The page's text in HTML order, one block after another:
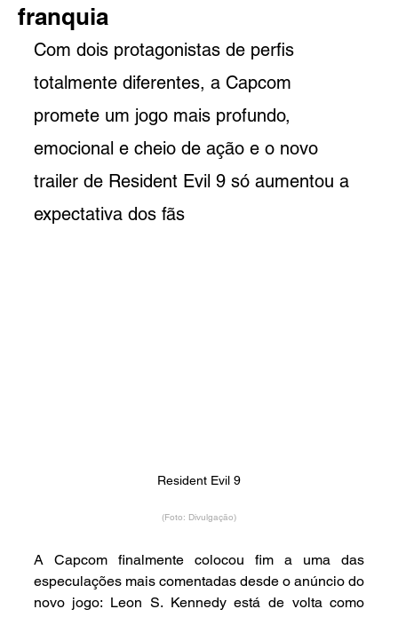
franquia
Com dois protagonistas de perfis
totalmente diferentes, a Capcom
promete um jogo mais profundo,
emocional e cheio de ação e o novo
trailer de Resident Evil 9 só aumentou a
expectativa dos fãs
Resident Evil 9
(Foto: Divulgação)
A Capcom finalmente colocou fim a uma das
especulações mais comentadas desde o anúncio do
novo jogo: Leon S. Kennedy está de volta como